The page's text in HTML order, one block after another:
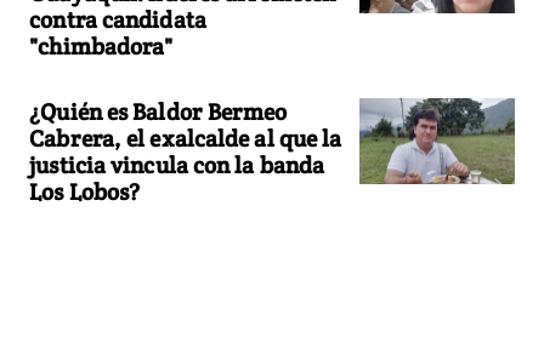
contra candidata
"chimbadora"
¿Quién es Baldor Bermeo
Cabrera, el exalcalde al que la
justicia vincula con la banda
Los Lobos?